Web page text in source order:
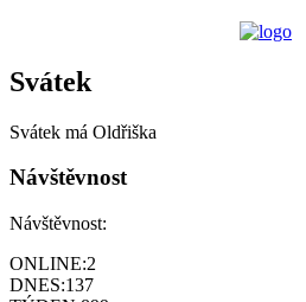
Svátek
Svátek má Oldřiška
Návštěvnost
Návštěvnost:
ONLINE:2
DNES:137